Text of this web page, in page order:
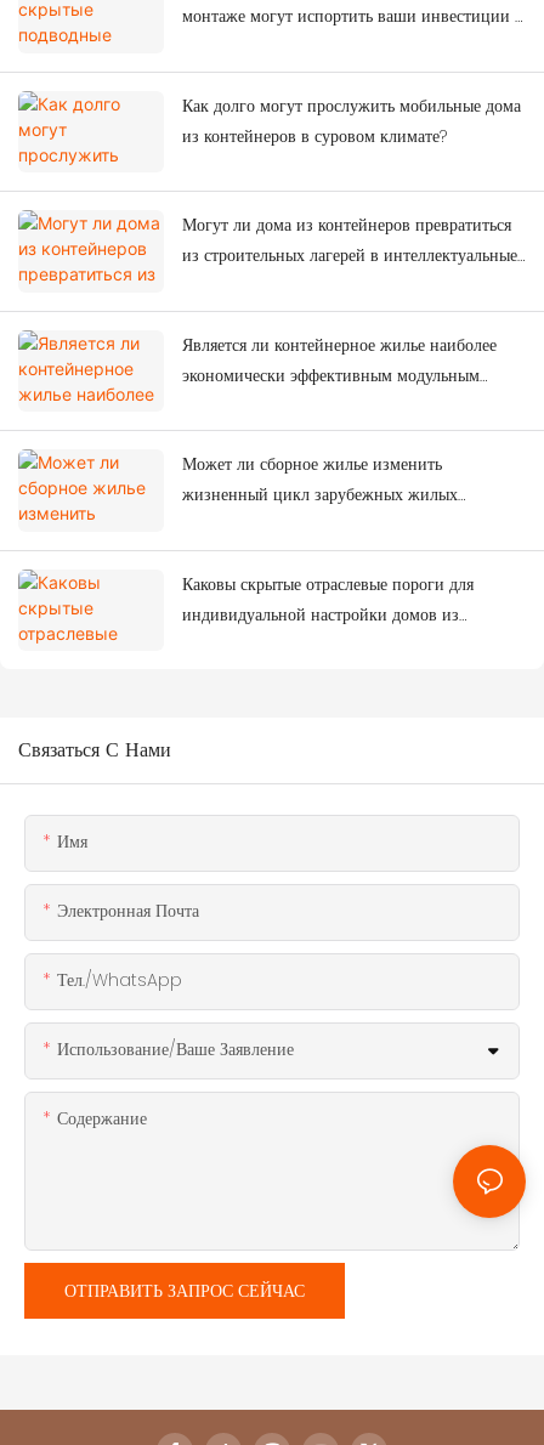
монтаже могут испортить ваши инвестиции в
Как долго могут прослужить мобильные дома
из контейнеров в суровом климате?
Могут ли дома из контейнеров превратиться
из строительных лагерей в интеллектуальные
Является ли контейнерное жилье наиболее
экономически эффективным модульным
площадках?
Может ли сборное жилье изменить
жизненный цикл зарубежных жилых
Каковы скрытые отраслевые пороги для
индивидуальной настройки домов из
Связаться С Нами
Имя
Электронная Почта
Тел./WhatsApp
Использование/ваше Заявление
Содержание
ОТПРАВИТЬ ЗАПРОС СЕЙЧАС